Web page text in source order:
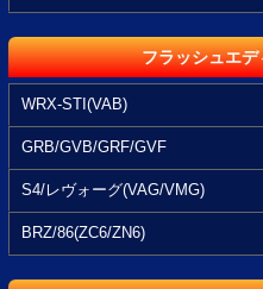
フラッシュエ
WRX-STI(VAB)
GRB/GVB/GRF/GVF
S4/レヴォーグ(VAG/VMG)
BRZ/86(ZC6/ZN6)